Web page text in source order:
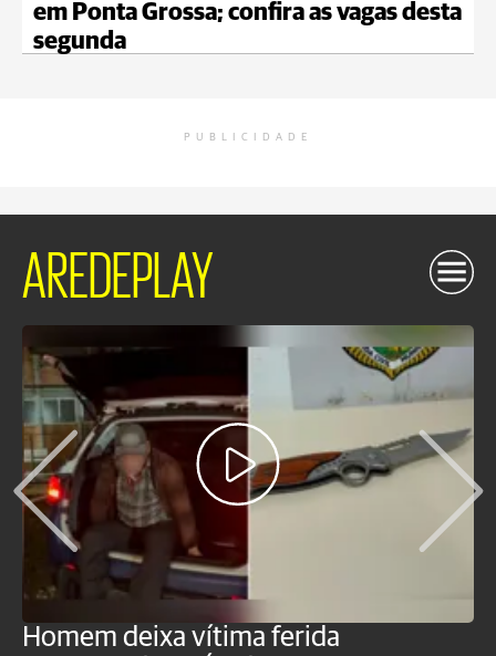
em Ponta Grossa; confira as vagas desta
segunda
PUBLICIDADE
AREDEPLAY
Homem deixa vítima ferida